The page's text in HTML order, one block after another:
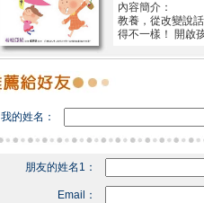
內容簡介：
教養，從改變說
得不一樣！ 開啟
我的姓名：
朋友的姓名1：
Email：